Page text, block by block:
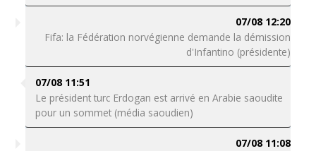
07/08 12:20
Fifa: la Fédération norvégienne demande la démission
d'Infantino (présidente)
07/08 11:51
Le président turc Erdogan est arrivé en Arabie saoudite
pour un sommet (média saoudien)
07/08 11:08